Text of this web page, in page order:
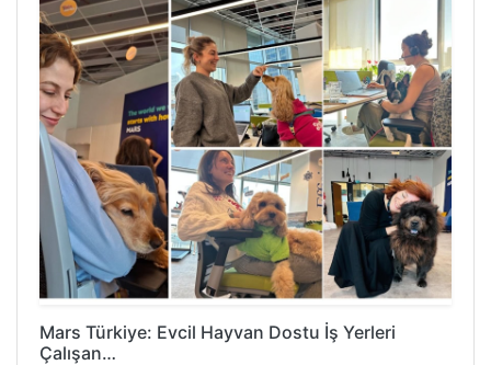
Mars Türkiye: Evcil Hayvan Dostu İş Yerleri
Çalışan…